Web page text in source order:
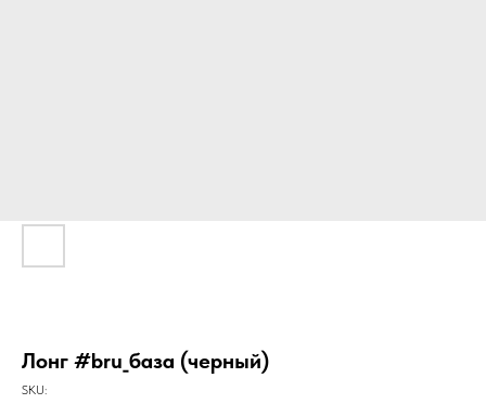
Лонг #bru_база (черный)
SKU: